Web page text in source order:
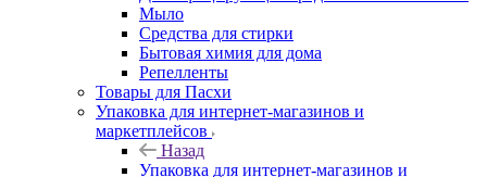
Мыло
Средства для стирки
Бытовая химия для дома
Репелленты
Товары для Пасхи
Упаковка для интернет-магазинов и
маркетплейсов
Назад
Упаковка для интернет-магазинов и